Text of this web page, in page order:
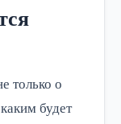
только о
будет